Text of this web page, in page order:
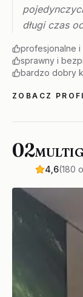
długi czas
profesjonalne
sprawny i
bardzo dobry
ZOBACZ
02
4,6(180